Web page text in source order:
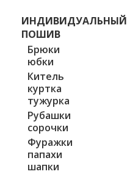
ИНДИВИДУАЛЬНЫЙ
ПОШИВ
Брюки
юбки
Китель
куртка
тужурка
Рубашки
сорочки
Фуражки
папахи
шапки